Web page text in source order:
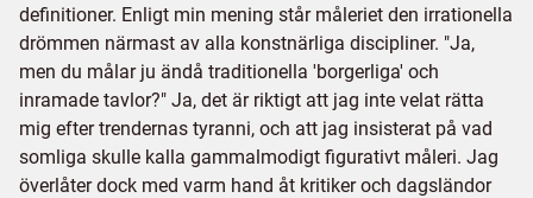
definitioner. Enligt min mening står måleriet den irrationella
drömmen närmast av alla konstnärliga discipliner. "Ja,
men du målar ju ändå traditionella 'borgerliga' och
inramade tavlor?" Ja, det är riktigt att jag inte velat rätta
mig efter trendernas tyranni, och att jag insisterat på vad
somliga skulle kalla gammalmodigt figurativt måleri. Jag
överlåter dock med varm hand åt kritiker och dagsländor